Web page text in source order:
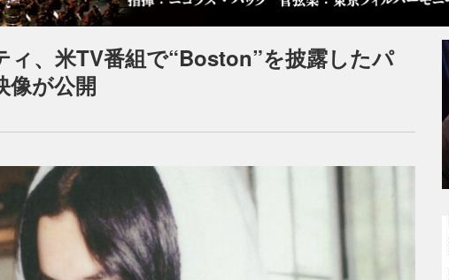
ィ、米TV番組で“Boston”を披露したパ
像が公開